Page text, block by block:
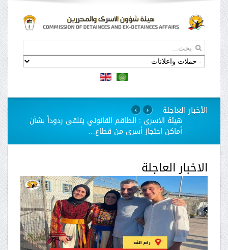
الأخبار العاجلة
هيئة الاسرى : الطاقم القانوني يتلقى ردوداً بشأن
أماكن احتجاز أسرى من قطاع…
› ‹
الاخبار العاجلة